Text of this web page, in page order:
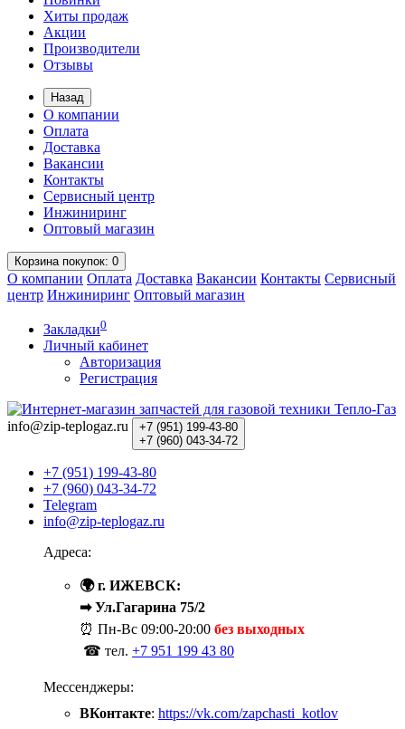
Хиты продаж
Акции
Производители
Отзывы
Назад
О компании
Оплата
Доставка
Вакансии
Контакты
Сервисный центр
Инжиниринг
Оптовый магазин
Корзинапокупок: 0
О компании Оплата Доставка Вакансии Контакты Сервисный
центр Инжиниринг Оптовый магазин
Закладки0
Личный кабинет
Авторизация
Регистрация
info@zip-teplogaz.ru +7 (951) 199-43-80
+7 (960) 043-34-72
+7 (951) 199-43-80
+7 (960) 043-34-72
Telegram
info@zip-teplogaz.ru
Адреса:
🌍 г. ИЖЕВСК:
➡ Ул.Гагарина 75/2
⏰ Пн-Вс 09:00-20:00 без выходных
☎ тел. +7 951 199 43 80
Мессенджеры:
ВКонтакте: https://vk.com/zapchasti_kotlov